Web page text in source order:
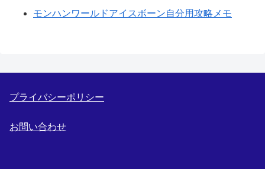
モンハンワールドアイスボーン自分用攻略メモ
プライバシーポリシー
お問い合わせ